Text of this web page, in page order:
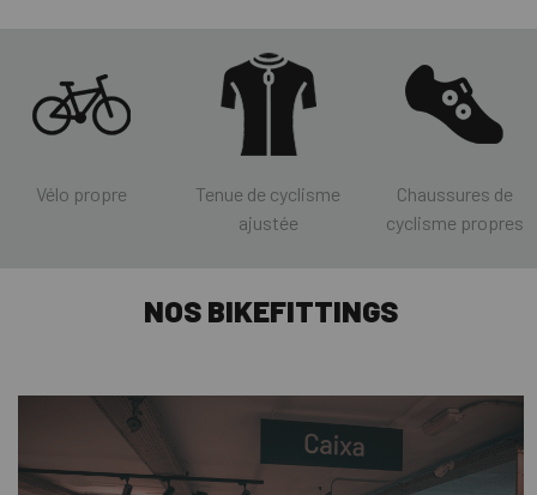
Vélo propre
Tenue de cyclisme
ajustée
Chaussures de
cyclisme propres
NOS BIKEFITTINGS